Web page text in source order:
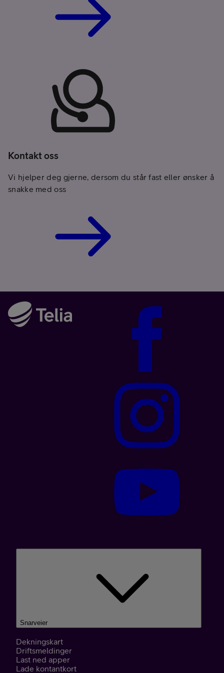
Kontakt oss
Vi hjelper deg gjerne, dersom du står fast eller ønsker å
snakke med oss
Snarveier
Dekningskart
Driftsmeldinger
Last ned apper
Lade kontantkort